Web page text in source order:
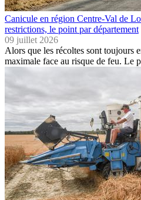
Canicule en région Centre-Val de
restrictions, le point par département
09 juillet 2026
Alors que les récoltes sont toujours
maximale face au risque de feu. Le